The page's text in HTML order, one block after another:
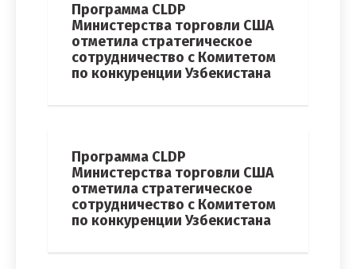
Программа CLDP
Министерства торговли США
отметила стратегическое
сотрудничество с Комитетом
по конкуренции Узбекистана
Программа CLDP
Министерства торговли США
отметила стратегическое
сотрудничество с Комитетом
по конкуренции Узбекистана